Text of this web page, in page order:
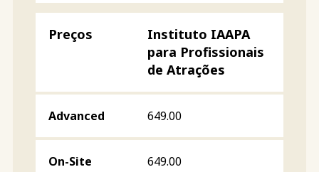
Instituto IAAPA
para Profissionais
de Atrações
649.00
649.00